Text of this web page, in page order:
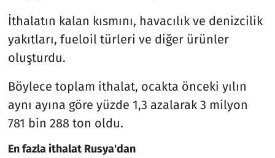
İthalatın kalan kısmını, havacılık ve denizcilik
yakıtları, fueloil türleri ve diğer ürünler
oluşturdu.
Böylece toplam ithalat, ocakta önceki yılın
aynı ayına göre yüzde 1,3 azalarak 3 milyon
781 bin 288 ton oldu.
En fazla ithalat Rusya'dan